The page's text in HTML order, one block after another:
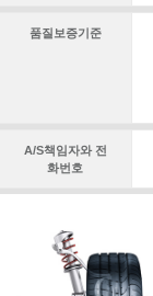
품질보증기준
A/S책임자와 전
화번호